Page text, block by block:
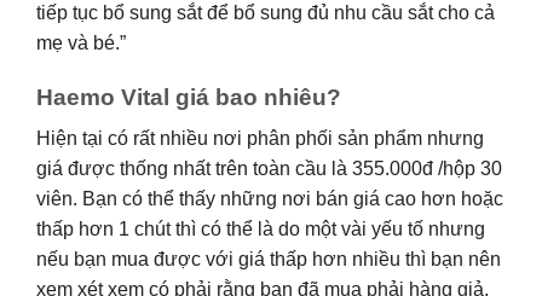
tiếp tục bổ sung sắt để bổ sung đủ nhu cầu sắt cho cả
mẹ và bé.”
Haemo Vital giá bao nhiêu?
Hiện tại có rất nhiều nơi phân phối sản phẩm nhưng
giá được thống nhất trên toàn cầu là 355.000đ /hộp 30
viên. Bạn có thể thấy những nơi bán giá cao hơn hoặc
thấp hơn 1 chút thì có thể là do một vài yếu tố nhưng
nếu bạn mua được với giá thấp hơn nhiều thì bạn nên
xem xét xem có phải rằng bạn đã mua phải hàng giả,